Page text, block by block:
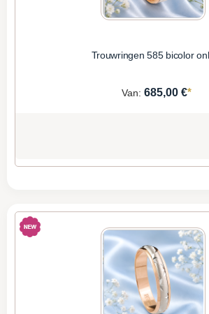
Trouwringen 585 bicolor
Van: 685,00 €*